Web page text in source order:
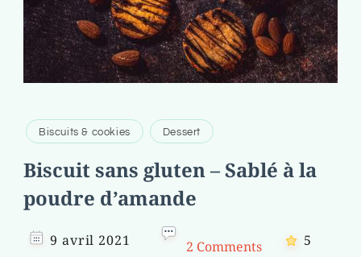
Biscuits & cookies Dessert
Biscuit sans gluten – Sablé à la
poudre d’amande
9 avril 2021 2 Comments 5